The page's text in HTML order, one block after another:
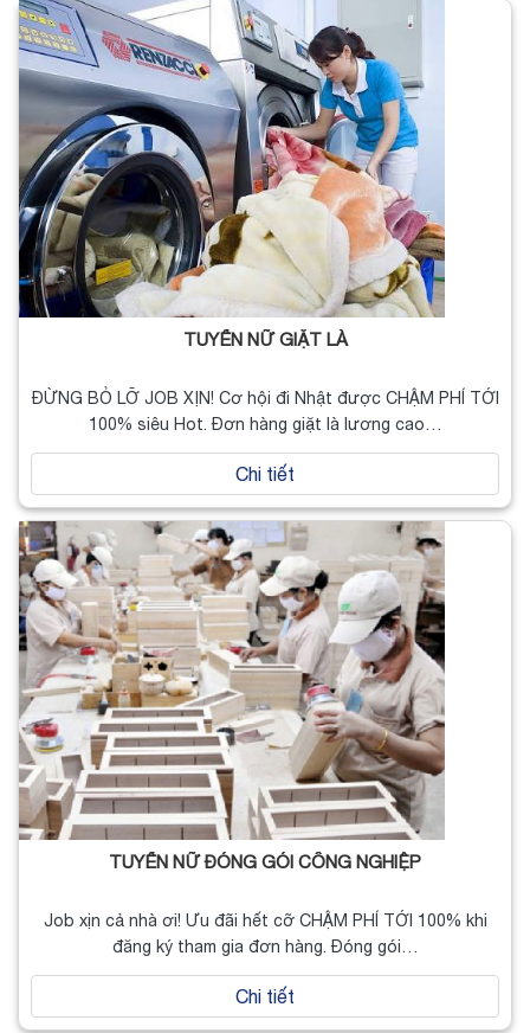
TUYỂN NỮ GIẶT LÀ
ĐỪNG BỎ LỠ JOB XỊN! Cơ hội đi Nhật được CHẬM PHÍ TỚI
100% siêu Hot. Đơn hàng giặt là lương cao…
Chi tiết
TUYỂN NỮ ĐÓNG GÓI CÔNG NGHIỆP
Job xịn cả nhà ơi! Ưu đãi hết cỡ CHẬM PHÍ TỚI 100% khi
đăng ký tham gia đơn hàng. Đóng gói…
Chi tiết